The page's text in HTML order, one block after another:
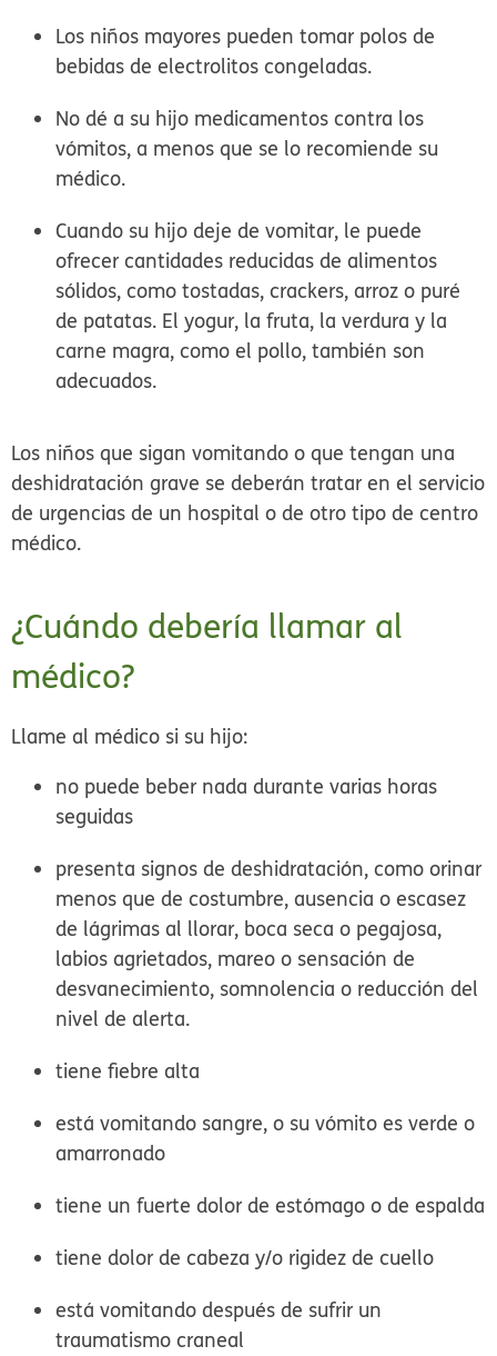
Los niños mayores pueden tomar polos de
bebidas de electrolitos congeladas.
No dé a su hijo medicamentos contra los
vómitos, a menos que se lo recomiende su
médico.
Cuando su hijo deje de vomitar, le puede
ofrecer cantidades reducidas de alimentos
sólidos, como tostadas, crackers, arroz o puré
de patatas. El yogur, la fruta, la verdura y la
carne magra, como el pollo, también son
adecuados.
Los niños que sigan vomitando o que tengan una
deshidratación grave se deberán tratar en el servicio
de urgencias de un hospital o de otro tipo de centro
médico.
¿Cuándo debería llamar al
médico?
Llame al médico si su hijo:
no puede beber nada durante varias horas
seguidas
presenta signos de deshidratación, como orinar
menos que de costumbre, ausencia o escasez
de lágrimas al llorar, boca seca o pegajosa,
labios agrietados, mareo o sensación de
desvanecimiento, somnolencia o reducción del
nivel de alerta.
tiene fiebre alta
está vomitando sangre, o su vómito es verde o
amarronado
tiene un fuerte dolor de estómago o de espalda
tiene dolor de cabeza y/o rigidez de cuello
está vomitando después de sufrir un
traumatismo craneal